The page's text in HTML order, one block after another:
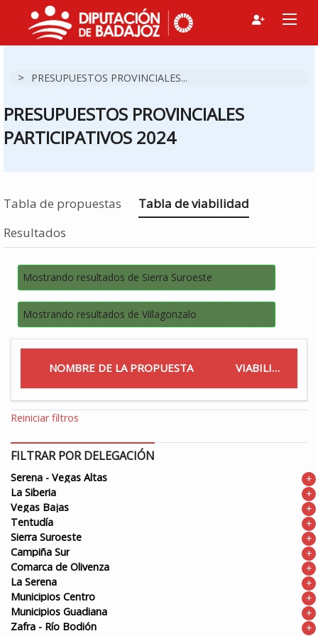
> PRESUPUESTOS PROVINCIALES...
PRESUPUESTOS PROVINCIALES
PARTICIPATIVOS 2024
Tabla de propuestas Estás en
Tabla de viabilidad
Resultados
Mostrando resultados de Sierra Suroeste
Mostrando resultados de Villagonzalo
NOMBRE DE LA PROPUESTA VIABILIDAD
Reiniciar filtros
FILTRAR POR DELEGACIÓN